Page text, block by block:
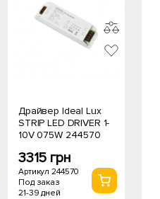
Драйвер Ideal Lux
STRIP LED DRIVER 1-
10V 075W 244570
3315 грн
Артикул 244570
Под заказ
21-39 дней